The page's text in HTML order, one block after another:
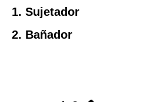
1. Sujetador
2. Bañador